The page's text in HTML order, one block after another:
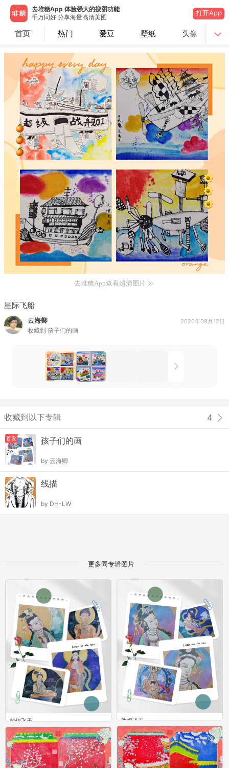
去堆糖App 体验强大的搜图功能
千万同好 分享海量高清美图
打开App
首页 热门 爱豆 壁纸 头像
去堆糖App查看超清图片
星际飞船
云海卿
收藏到 孩子们的画
2020年09月12日
收藏到以下专辑 4
首发 孩子们的画
by 云海卿
线描
by DH-LW
更多同专辑图片
敦煌飞天
0
敦煌飞天
0